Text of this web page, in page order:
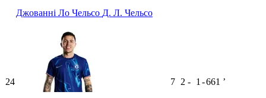
Джованні Ло Чельсо Д. Л. Чельсо
24 7 2 - 1 -661 ʼ